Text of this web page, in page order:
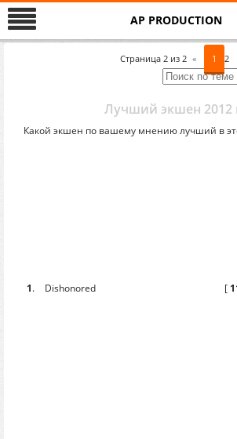
AP PRODUCTION
Страница 2 из 2 « 1 2
Лучший экшен 2012
Какой экшен по вашему мнению лучший в
1. Dishonored [